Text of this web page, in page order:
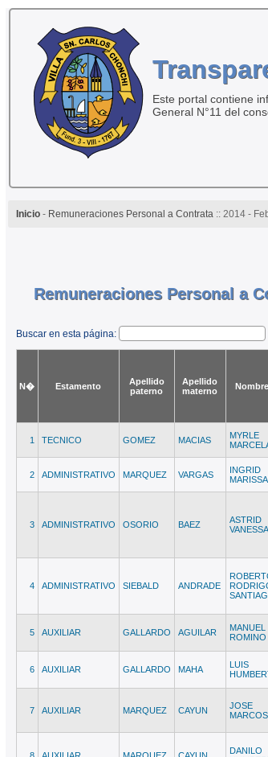
Este portal contiene
General N°11 del
Inicio - Remuneraciones Personal a Contrata :: 2014 -
Remuneraciones Personal a
Buscar en esta página:
N� Estamento
Apellido
paterno
Apellido
materno
1 TECNICO GOMEZ MACIAS
MYRLE
2 ADMINISTRATIVO MARQUEZ VARGAS
INGRID
MARISSA
3 ADMINISTRATIVO OSORIO BAEZ
ASTRID
VANESSA
4 ADMINISTRATIVO SIEBALD ANDRADE
5 AUXILIAR GALLARDO AGUILAR
MANUEL
ROMINO
6 AUXILIAR GALLARDO MAHA
LUIS
7 AUXILIAR MARQUEZ CAYUN
JOSE
MARCOS
DANILO